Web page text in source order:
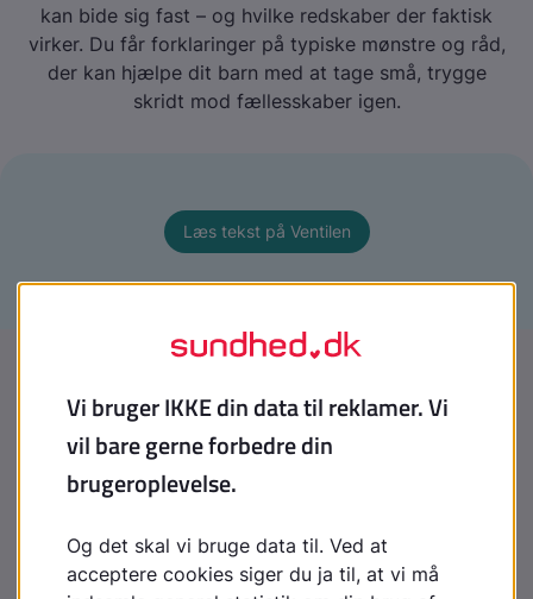
kan bide sig fast – og hvilke redskaber der faktisk
virker. Du får forklaringer på typiske mønstre og råd,
der kan hjælpe dit barn med at tage små, trygge
skridt mod fællesskaber igen.
Læs tekst på Ventilen